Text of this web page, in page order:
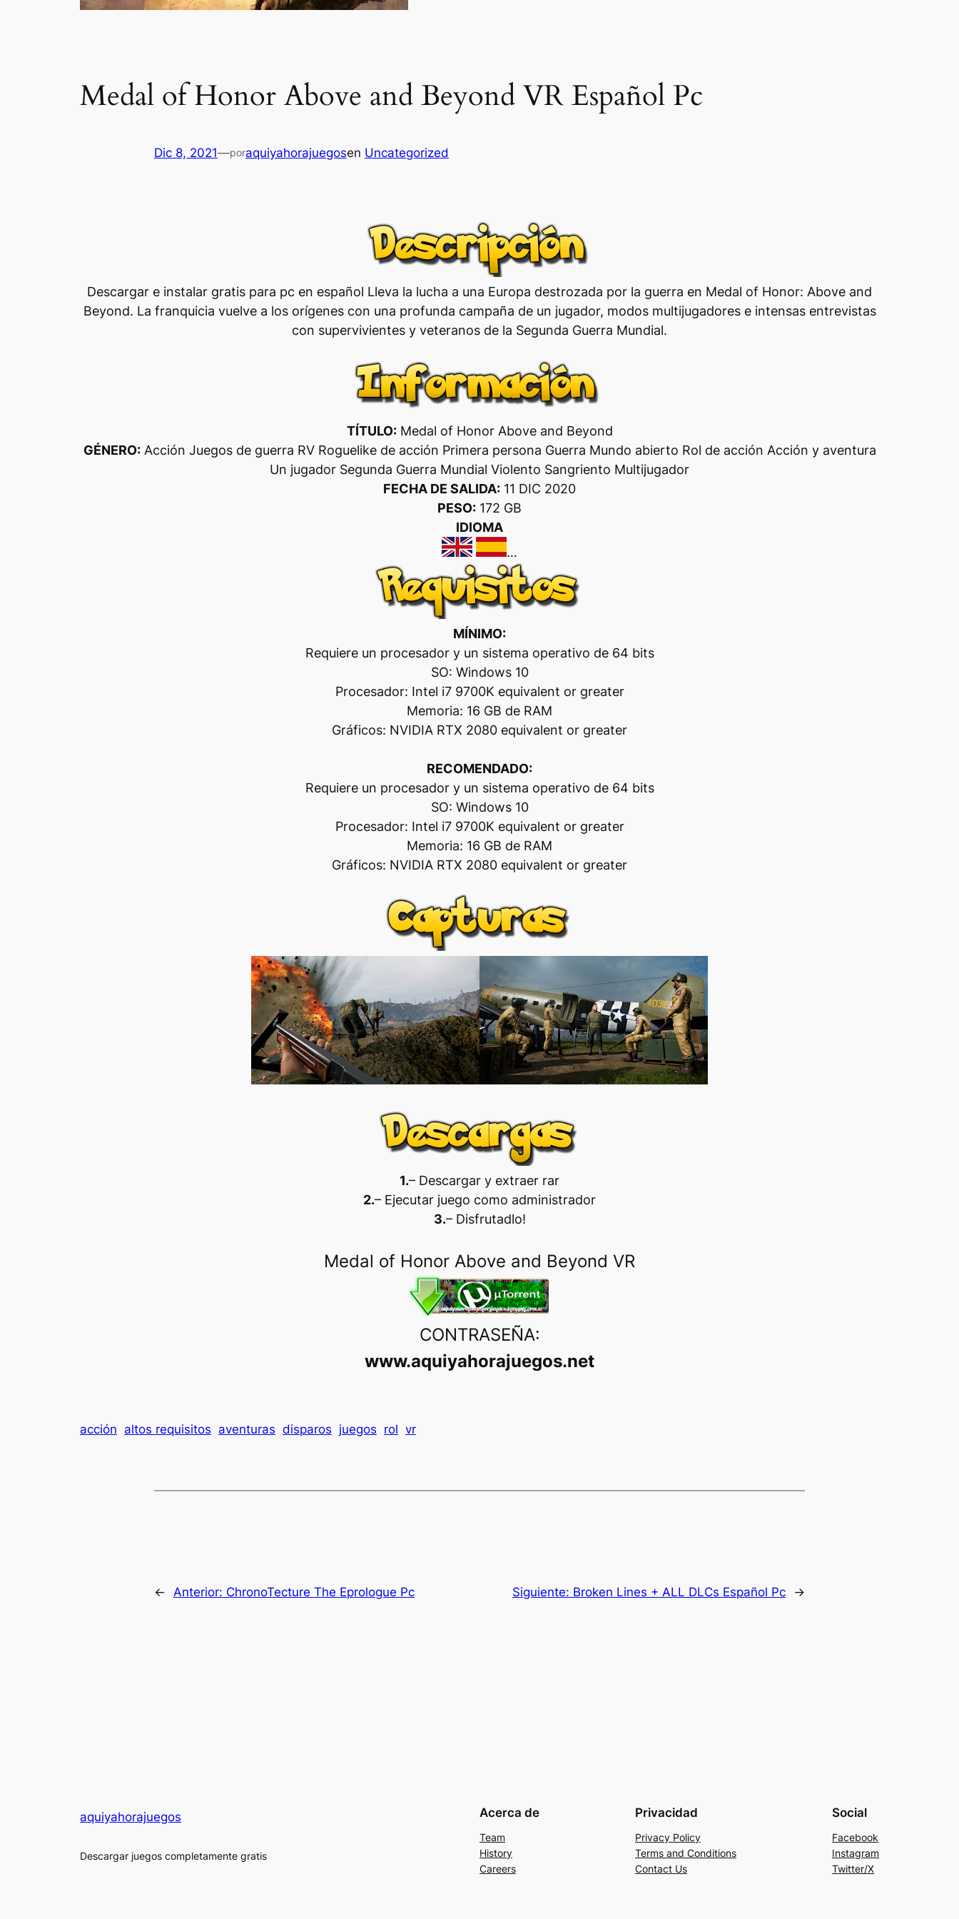
Medal of Honor Above and Beyond VR Español Pc
Dic 8, 2021—poraquiyahorajuegosen Uncategorized
Descargar e instalar gratis para pc en español Lleva la lucha a una Europa destrozada por la guerra en Medal of Honor: Above and
Beyond. La franquicia vuelve a los orígenes con una profunda campaña de un jugador, modos multijugadores e intensas entrevistas
con supervivientes y veteranos de la Segunda Guerra Mundial.
TÍTULO:Medal of Honor Above and Beyond
GÉNERO:Acción Juegos de guerra RV Roguelike de acción Primera persona Guerra Mundo abierto Rol de acción Acción y aventura
Un jugador Segunda Guerra Mundial Violento Sangriento Multijugador
FECHA DE SALIDA: 11 DIC 2020
PESO: 172 GB
IDIOMA
…
MÍNIMO:
Requiere un procesador y un sistema operativo de 64 bits
SO: Windows 10
Procesador: Intel i7 9700K equivalent or greater
Memoria: 16 GB de RAM
Gráficos: NVIDIA RTX 2080 equivalent or greater
RECOMENDADO:
Requiere un procesador y un sistema operativo de 64 bits
SO: Windows 10
Procesador: Intel i7 9700K equivalent or greater
Memoria: 16 GB de RAM
Gráficos: NVIDIA RTX 2080 equivalent or greater
1.– Descargar y extraer rar
2.– Ejecutar juego como administrador
3.– Disfrutadlo!
Medal of Honor Above and Beyond VR
CONTRASEÑA:
www.aquiyahorajuegos.net
acción altos requisitos aventuras disparos juegos rol vr
← Anterior: ChronoTecture The Eprologue Pc Siguiente: Broken Lines + ALL DLCs Español Pc →
aquiyahorajuegos
Descargar juegos completamente gratis
Acerca de
Team
History
Careers
Privacidad
Privacy Policy
Terms and Conditions
Contact Us
Social
Facebook
Instagram
Twitter/X